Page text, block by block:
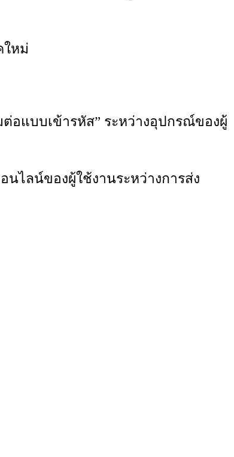
ใหม่
อแบบเข้ารหัส” ระหว่างอุปกรณ์ของผู้
ไลน์ของผู้ใช้งานระหว่างการส่ง